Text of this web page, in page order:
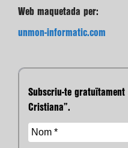
Web maquetada per:
unmon-informatic.com
Subscriu-te gratuïtament
Cristiana”.